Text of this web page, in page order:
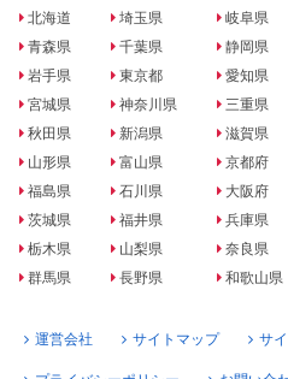
北海道
青森県
岩手県
宮城県
秋田県
山形県
福島県
茨城県
栃木県
群馬県
埼玉県
千葉県
東京都
神奈川県
新潟県
富山県
石川県
福井県
山梨県
長野県
岐阜県
静岡県
愛知県
三重県
滋賀県
京都府
大阪府
兵庫県
奈良県
和歌山県
運営会社 サイトマップ サ